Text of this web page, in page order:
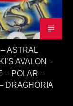
ASTRAL
AVALON –
– POLAR –
DRAGHORIA